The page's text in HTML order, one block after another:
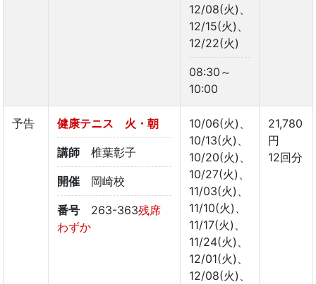
12/08(火)、
12/15(火)、
12/22(火)
08:30～
10:00
予告 健康テニス 火・朝
講師 椎葉彰子
開催 岡崎校
番号 263-363残席
わずか
10/06(火)、
10/13(火)、
10/20(火)、
10/27(火)、
11/03(火)、
11/10(火)、
11/17(火)、
11/24(火)、
12/01(火)、
12/08(火)、
21,780
円
12回分